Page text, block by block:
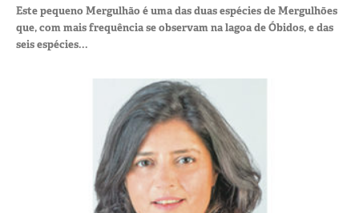
Este pequeno Mergulhão é uma das duas espécies de Mergulhões
que, com mais frequência se observam na lagoa de Óbidos, e das
seis espécies...